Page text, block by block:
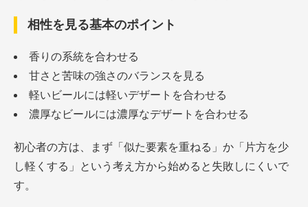
相性を見る基本のポイント
香りの系統を合わせる
甘さと苦味の強さのバランスを見る
軽いビールには軽いデザートを合わせる
濃厚なビールには濃厚なデザートを合わせる
初心者の方は、まず「似た要素を重ねる」か「片方を少
し軽くする」という考え方から始めると失敗しにくいで
す。